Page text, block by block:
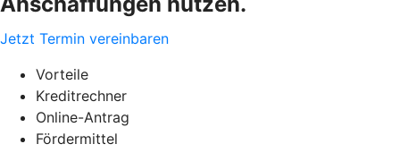
Jetzt Termin vereinbaren
Vorteile
Kreditrechner
Online-Antrag
Fördermittel